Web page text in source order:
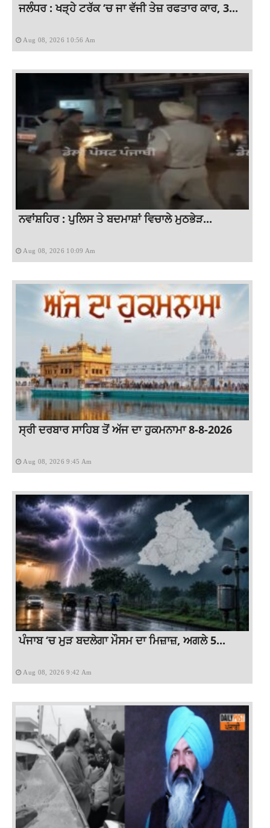
ਜਲੰਧਰ : ਖੜ੍ਹੇ ਟਰੱਕ ‘ਚ ਜਾ ਵੱਜੀ ਤੇਜ਼ ਰਫਤਾਰ ਕਾਰ, 3...
Aug 08, 2026 10:56 Am
ਨਵਾਂਸ਼ਹਿਰ : ਪੁਲਿਸ ਤੇ ਬਦਮਾਸ਼ਾਂ ਵਿਚਾਲੇ ਮੁਠਭੇੜ...
Aug 08, 2026 10:09 Am
ਸ੍ਰੀ ਦਰਬਾਰ ਸਾਹਿਬ ਤੋਂ ਅੱਜ ਦਾ ਹੁਕਮਨਾਮਾ 8-8-2026
Aug 08, 2026 9:45 Am
ਪੰਜਾਬ ‘ਚ ਮੁੜ ਬਦਲੇਗਾ ਮੌਸਮ ਦਾ ਮਿਜ਼ਾਜ਼, ਅਗਲੇ 5...
Aug 08, 2026 9:42 Am